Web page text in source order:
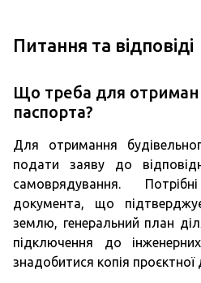
Питання та відповіді
Що треба для
паспорта?
Для отримання
подати заяву до
самоврядування.
документа, що
землю, генеральний план
підключення до
знадобитися копія проєктної